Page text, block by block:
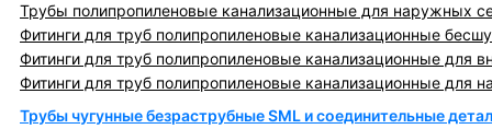
Трубы полипропиленовые канализационные для наружных
Фитинги для труб полипропиленовые канализационные
Фитинги для труб полипропиленовые канализационные для
Фитинги для труб полипропиленовые канализационные для
Трубы чугунные безраструбные SML и соединительные